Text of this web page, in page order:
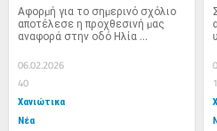
Αφορµή για το σηµερινό σχόλιο
αποτέλεσε η προχθεσινή µας
αναφορά στην οδό Ηλία
∆εληγιαννάκη....
06.02.2026
40
Χανιώτικα
Νέα